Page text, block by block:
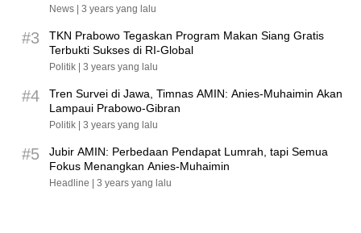
News | 3 years yang lalu
#3
TKN Prabowo Tegaskan Program Makan Siang Gratis
Terbukti Sukses di RI-Global
Politik | 3 years yang lalu
#4
Tren Survei di Jawa, Timnas AMIN: Anies-Muhaimin Akan
Lampaui Prabowo-Gibran
Politik | 3 years yang lalu
#5
Jubir AMIN: Perbedaan Pendapat Lumrah, tapi Semua
Fokus Menangkan Anies-Muhaimin
Headline | 3 years yang lalu